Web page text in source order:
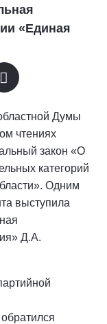
«Единая
Думы
чтениях
закон «О
категорий
Одним
выступила
Д.А.
обратился